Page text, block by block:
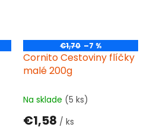
€1,70 –7 %
Cornito Cestoviny flíčky
malé 200g
Na sklade (5 ks)
€1,58 / ks